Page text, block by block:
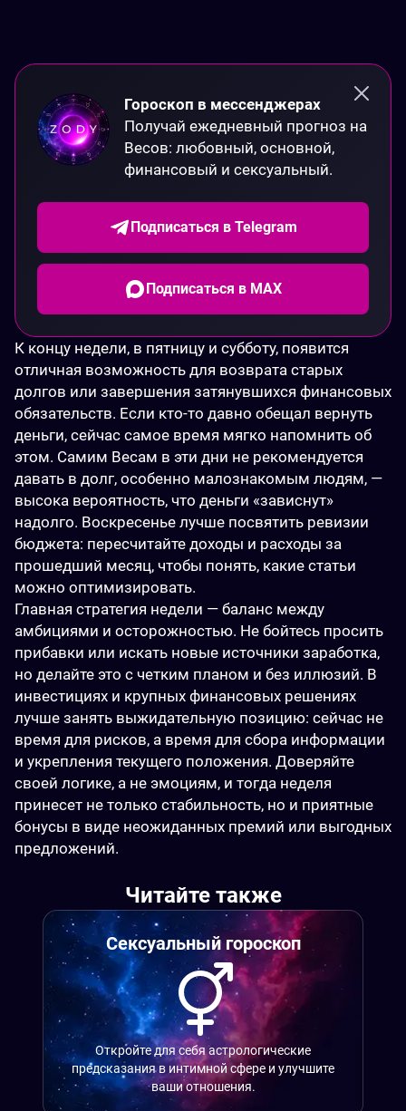
Гороскоп в мессенджерах
Получай ежедневный прогноз на
Весов: любовный, основной,
финансовый и сексуальный.
Подписаться в Telegram
Подписаться в MAX
К концу недели, в пятницу и субботу, появится
отличная возможность для возврата старых
долгов или завершения затянувшихся финансовых
обязательств. Если кто-то давно обещал вернуть
деньги, сейчас самое время мягко напомнить об
этом. Самим Весам в эти дни не рекомендуется
давать в долг, особенно малознакомым людям, —
высока вероятность, что деньги «зависнут»
надолго. Воскресенье лучше посвятить ревизии
бюджета: пересчитайте доходы и расходы за
прошедший месяц, чтобы понять, какие статьи
можно оптимизировать.
Главная стратегия недели — баланс между
амбициями и осторожностью. Не бойтесь просить
прибавки или искать новые источники заработка,
но делайте это с четким планом и без иллюзий. В
инвестициях и крупных финансовых решениях
лучше занять выжидательную позицию: сейчас не
время для рисков, а время для сбора информации
и укрепления текущего положения. Доверяйте
своей логике, а не эмоциям, и тогда неделя
принесет не только стабильность, но и приятные
бонусы в виде неожиданных премий или выгодных
предложений.
Читайте также
Сексуальный гороскоп
Откройте для себя астрологические
предсказания в интимной сфере и улучшите
ваши отношения.